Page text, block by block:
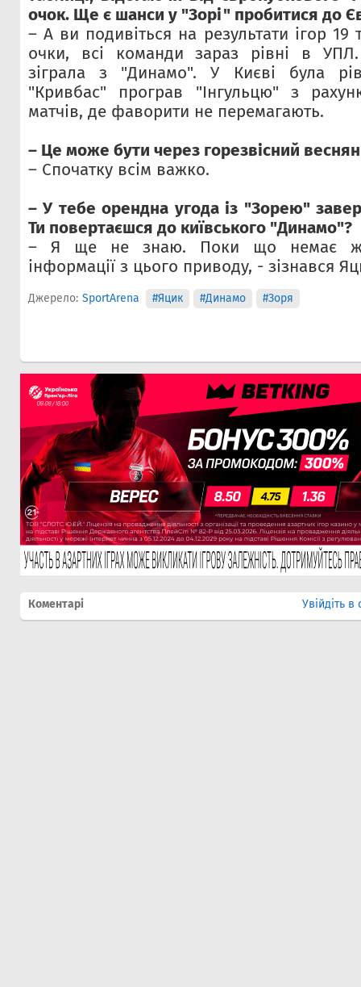
очок. Ще є шанси у "Зорі" пробитися до
– А ви подивіться на результати ігор 19
очки, всі команди зараз рівні в
зіграла з "Динамо". У Києві була
"Кривбас" програв "Інгульцю" з
матчів, де фаворити не перемагають.
– Це може бути через горезвісний
– Спочатку всім важко.
– У тебе орендна угода із "Зорею"
Ти повертаєшся до київського "Динамо"?
– Я ще не знаю. Поки що немає
інформації з цього приводу, - зізнався
Джерело: SportArena #Яцик #Динамо #Зоря
Коментарі Увійдіть в